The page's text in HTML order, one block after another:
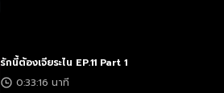
รักนี้ต้องเจียระไน EP.11 Part 1
0:33:16 นาที